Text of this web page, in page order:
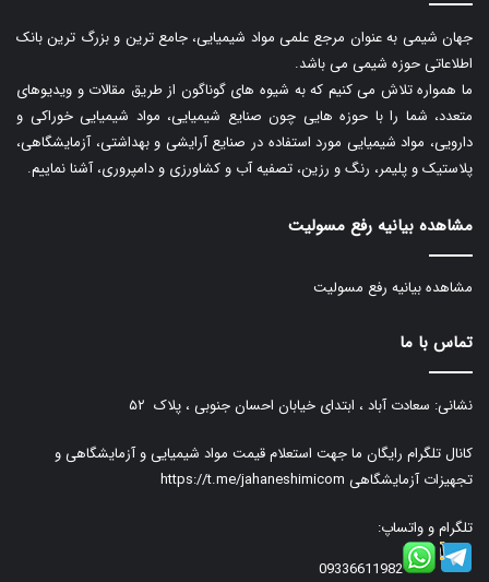
جهان شیمی به عنوان مرجع علمی مواد شیمیایی، جامع ترین و بزرگ ترین بانک
اطلاعاتی حوزه شیمی می باشد.
ما همواره تلاش می کنیم که به شیوه های گوناگون از طریق مقالات و ویدیوهای
متعدد، شما را با حوزه هایی چون صنایع شیمیایی، مواد شیمیایی خوراکی و
دارویی، مواد شیمیایی مورد استفاده در صنایع آرایشی و بهداشتی، آزمایشگاهی،
پلاستیک و پلیمر، رنگ و رزین، تصفیه آب و کشاورزی و دامپروری، آشنا نماییم.
مشاهده بیانیه رفع مسولیت
مشاهده بیانیه رفع مسولیت
تماس با ما
نشانی: سعادت آباد ، ابتدای خیابان احسان جنوبی ، پلاک ۵۲
کانال تلگرام رایگان ما جهت استعلام قیمت مواد شیمیایی و آزمایشگاهی و
تجهیزات آزمایشگاهی https://t.me/jahaneshimicom
تلگرام و واتساپ:
09336611982